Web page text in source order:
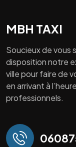
MBH TAXI
Soucieux de vous
disposition notre
ville pour faire de
en arrivant à
professionnels.